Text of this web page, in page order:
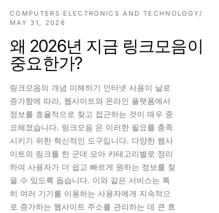
COMPUTERS ELECTRONICS AND TECHNOLOGY /
MAY 31, 2026
왜 2026년 지금 링크모음이
중요한가?
링크모음의 개념 이해하기 인터넷 사용이 날로
증가함에 따라, 웹사이트와 온라인 플랫폼에서
정보를 효율적으로 찾고 접근하는 것이 매우 중
요해졌습니다. 링크모음 은 이러한 필요를 충족
시키기 위한 혁신적인 도구입니다. 다양한 웹사
이트의 링크를 한 군데 모아 카테고리별로 정리
하여 사용자가 더 쉽고 빠르게 원하는 정보를 찾
을 수 있도록 돕습니다. 이와 같은 서비스는 특
히 여러 기기를 이용하는 사용자에게 지속적으
로 증가하는 웹사이트 주소를 관리하는 데 큰 효